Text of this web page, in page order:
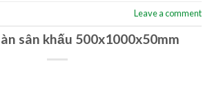
Leave a comment
sân khấu 500x1000x50mm